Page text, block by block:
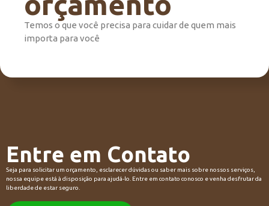
Temos o que você precisa para cuidar de quem mais
importa para você
Entre em Contato
Seja para solicitar um orçamento, esclarecer dúvidas ou saber mais sobre nossos serviços,
nossa equipe está à disposição para ajudá-lo. Entre em contato conosco e venha desfrutar da
liberdade de estar seguro.